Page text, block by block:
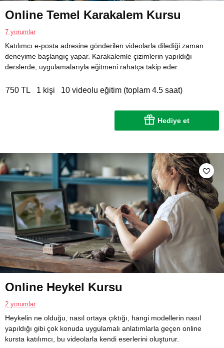
Online Temel Karakalem Kursu
7 yorumlar
Katılımcı e-posta adresine gönderilen videolarla dilediği zaman
deneyime başlangıç yapar. Karakalemle çizimlerin yapıldığı
derslerde, uygulamalarıyla eğitmeni rahatça takip eder.
750 TL 1 kişi 10 videolu eğitim (toplam 4.5 saat)
Hediye et
Online Heykel Kursu
2 yorumlar
Heykelin ne olduğu, nasıl ortaya çıktığı, hangi modellerin nasıl
yapıldığı gibi çok konuda uygulamalı anlatımlarla geçen online
kursta katılımcı, bu videolarla kendi eserlerini oluşturur.